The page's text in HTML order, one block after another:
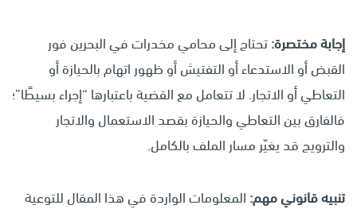
إجابة مختصرة:تحتاج إلى محامي مخدرات في البحرين فور
القبض أو الاستدعاء أو التفتيش أو ظهور اتهام بالحيازة أو
التعاطي أو الاتجار. لا تتعامل مع القضية باعتبارها “إجراء بسيطًا”؛
فالفارق بين التعاطي والحيازة بقصد الاستعمال والاتجار
والترويج قد يغيّر مسار الملف بالكامل.
تنبيه قانوني مهم: المعلومات الواردة في هذا المقال للتوعية